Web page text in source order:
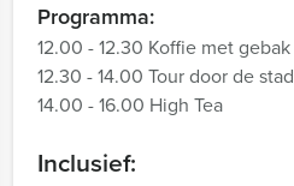
Programma:
12.00 - 12.30 Koffie met gebak
12.30 - 14.00 Tour door de stad
14.00 - 16.00 High Tea
Inclusief: